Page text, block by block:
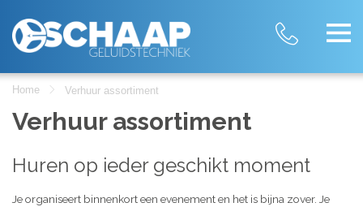
Home Verhuur assortiment
Verhuur assortiment
Huren op ieder geschikt moment
Je organiseert binnenkort een evenement en het is bijna zover. Je